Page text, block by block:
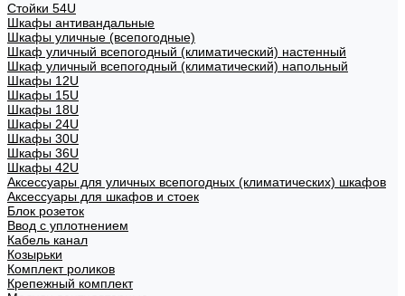
Стойки 54U
Шкафы антивандальные
Шкафы уличные (всепогодные)
Шкаф уличный всепогодный (климатический) настенный
Шкаф уличный всепогодный (климатический) напольный
Шкафы 12U
Шкафы 15U
Шкафы 18U
Шкафы 24U
Шкафы 30U
Шкафы 36U
Шкафы 42U
Аксессуары для уличных всепогодных (климатических) шкафов
Аксессуары для шкафов и стоек
Блок розеток
Ввод с уплотнением
Кабель канал
Козырьки
Комплект роликов
Крепежный комплект